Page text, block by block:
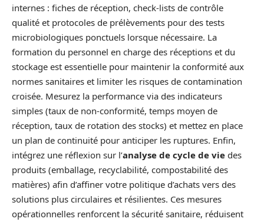
internes : fiches de réception, check-lists de contrôle
qualité et protocoles de prélèvements pour des tests
microbiologiques ponctuels lorsque nécessaire. La
formation du personnel en charge des réceptions et du
stockage est essentielle pour maintenir la conformité aux
normes sanitaires et limiter les risques de contamination
croisée. Mesurez la performance via des indicateurs
simples (taux de non-conformité, temps moyen de
réception, taux de rotation des stocks) et mettez en place
un plan de continuité pour anticiper les ruptures. Enfin,
intégrez une réflexion sur l’analyse de cycle de vie des
produits (emballage, recyclabilité, compostabilité des
matières) afin d’affiner votre politique d’achats vers des
solutions plus circulaires et résilientes. Ces mesures
opérationnelles renforcent la sécurité sanitaire, réduisent